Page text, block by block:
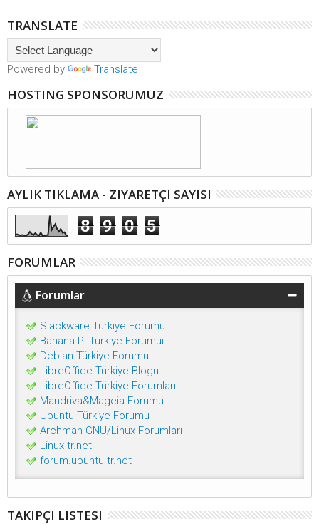
TRANSLATE
Powered by Translate
HOSTING SPONSORUMUZ
AYLIK TIKLAMA - ZIYARETÇI SAYISI
8 9 0 5
FORUMLAR
Forumlar
Slackware Türkiye Forumu
Banana Pi Türkiye Forumuı
Debian Türkiye Forumu
LibreOffice Türkiye Blogu
LibreOffice Türkiye Forumları
Mandriva&Mageia Forumu
Ubuntu Türkiye Forumu
Archman GNU/Linux Forumları
Linux-tr.net
forum.ubuntu-tr.net
TAKIPÇI LISTESI